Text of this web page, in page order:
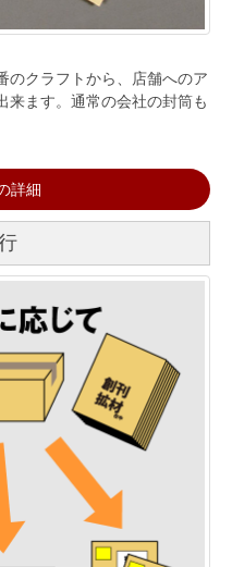
のクラフトから、店舗へのア
来ます。通常の会社の封筒も
詳細